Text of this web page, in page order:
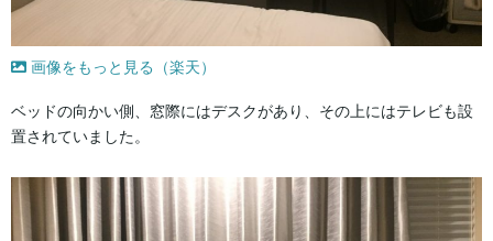
画像をもっと見る（楽天）
ベッドの向かい側、窓際にはデスクがあり、その上にはテレビも設
置されていました。